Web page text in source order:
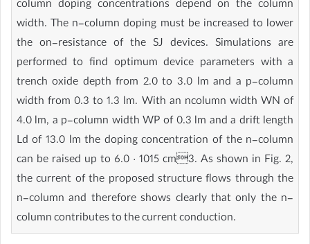
column doping concentrations depend on the column
width. The n-column doping must be increased to lower
the on-resistance of the SJ devices. Simulations are
performed to find optimum device parameters with a
trench oxide depth from 2.0 to 3.0 lm and a p-column
width from 0.3 to 1.3 lm. With an ncolumn width WN of
4.0 lm, a p-column width WP of 0.3 lm and a drift length
Ld of 13.0 lm the doping concentration of the n-column
can be raised up to 6.0 · 1015 cm3. As shown in Fig. 2,
the current of the proposed structure flows through the
n-column and therefore shows clearly that only the n-
column contributes to the current conduction.